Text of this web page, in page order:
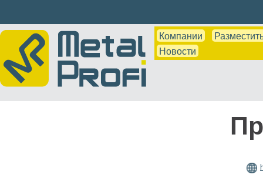
Компании
Новости